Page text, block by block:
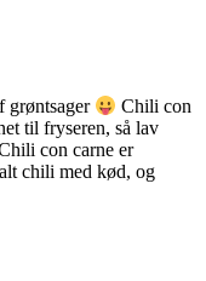
grøntsager
Chili con
til fryseren, så lav
con carne er
chili med kød, og